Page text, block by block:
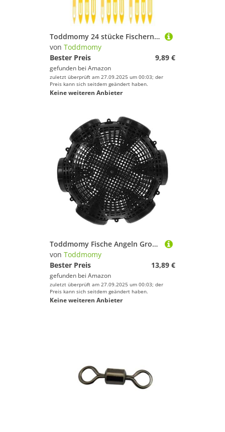
Toddmomy 24 stücke Fischernetz Nadel Reparatur Net Linie Shuttles Rostfrei Werkzeuge Ausrüstung Ausbessern Zubehör Praktische Weben Gelb
von Toddmomy
Bester Preis
9,89 €
gefunden bei Amazon
zuletzt überprüft am 27.09.2025 um 00:03; der
Preis kann sich seitdem geändert haben.
Keine weiteren Anbieter
Toddmomy Fische Angeln Großer Fischfangkorb Aus Strapazierfähigem Material Mit 6 Öchern Outdoor Fischfalle Für Angler Faltbarer Köderbehälter Für Krabben Und Garnelen Fischfang Ausrüstung
von Toddmomy
Bester Preis
13,89 €
gefunden bei Amazon
zuletzt überprüft am 27.09.2025 um 00:03; der
Preis kann sich seitdem geändert haben.
Keine weiteren Anbieter